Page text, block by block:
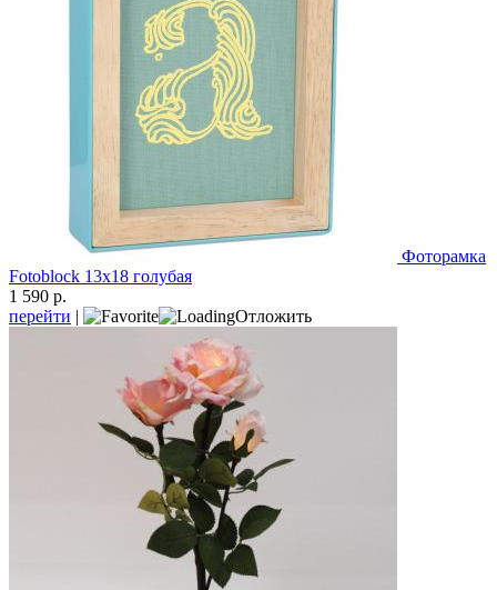
Фоторамка
Fotoblock 13х18 голубая
1 590 р.
перейти | Отложить